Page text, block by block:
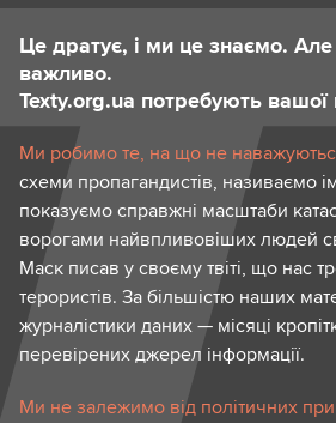
Це дратує, і ми це знаємо.
важливо.
Texty.org.ua потребують вашої
Ми робимо те, на що не
схеми пропагандистів, називаємо
показуємо справжні масштаби
ворогами найвпливовіших людей
Маск писав у своєму твіті, що нас
терористів. За більшістю наших
журналістики даних — місяці
перевірених джерел інформації.
Ми не залежимо від політичних